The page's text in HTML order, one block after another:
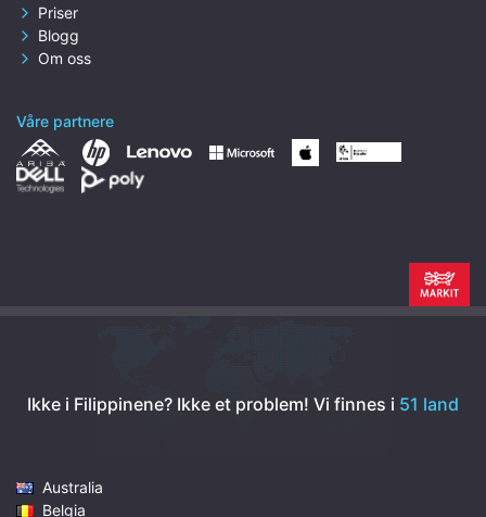
Priser
Blogg
Om oss
Våre partnere
Ikke i Filippinene? Ikke et problem! Vi finnes i 51 land
Australia
Belgia